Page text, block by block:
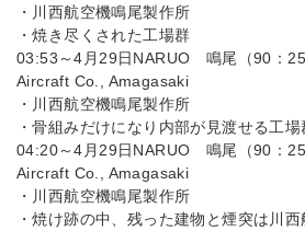
・川西航空機鳴尾製作所
・焼き尽くされた工場群
03:53～4月29日NARUO 鳴尾（90：
Aircraft Co., Amagasaki
・川西航空機鳴尾製作所
・骨組みだけになり内部が見渡せる工場
04:20～4月29日NARUO 鳴尾（90：
Aircraft Co., Amagasaki
・川西航空機鳴尾製作所
・焼け跡の中、残った建物と煙突は川